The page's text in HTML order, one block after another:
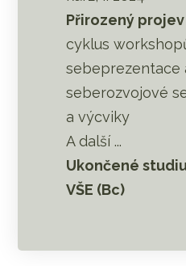
Přirozený projev
cyklus
sebeprezentace
seberozvojové
a výcviky
A další ...
Ukončené
VŠE (Bc)